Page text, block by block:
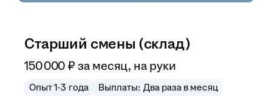
Старший смены (склад)
150 000 ₽ за месяц, на руки
Опыт 1-3 года Выплаты: Два раза в месяц